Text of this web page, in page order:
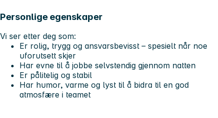
Personlige egenskaper
Vi ser etter deg som:
Er rolig, trygg og ansvarsbevisst – spesielt når noe
uforutsett skjer
Har evne til å jobbe selvstendig gjennom natten
Er pålitelig og stabil
Har humor, varme og lyst til å bidra til en god
atmosfære i teamet